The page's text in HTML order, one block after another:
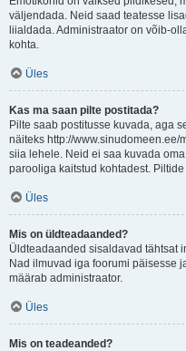
väljendada. Neid saad teatesse
liialdada. Administraator on võib-
kohta.
Üles
Kas ma saan pilte postitada?
Pilte saab postitusse kuvada, aga
näiteks http://
siia lehele. Neid ei saa kuvada
parooliga kaitstud kohtadest.
Üles
Mis on üldteadaanded?
Üldteadaanded sisaldavad tähtsat
Nad ilmuvad iga foorumi päisesse
määrab administraator.
Üles
Mis on teadeanded?